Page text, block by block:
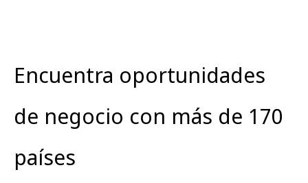
Encuentra oportunidades
de negocio con más de 170
países